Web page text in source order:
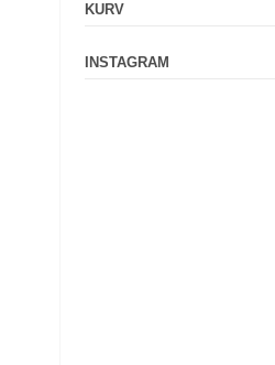
KURV
INSTAGRAM